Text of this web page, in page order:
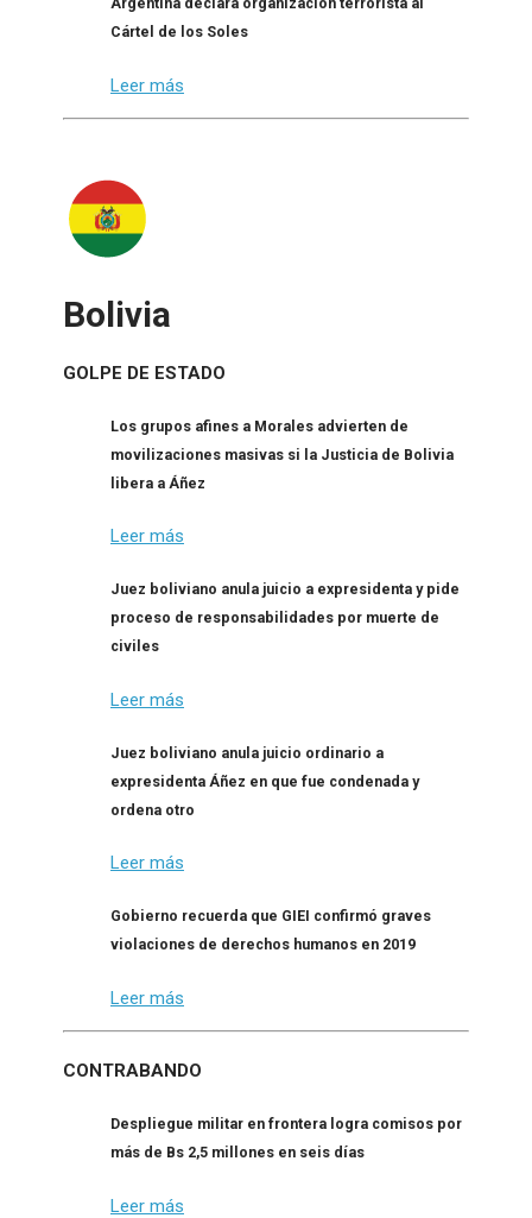
Cártel de los Soles
Leer más
Bolivia
GOLPE DE ESTADO
Los grupos afines a Morales advierten de
movilizaciones masivas si la Justicia de Bolivia
libera a Áñez
Leer más
Juez boliviano anula juicio a expresidenta y pide
proceso de responsabilidades por muerte de
civiles
Leer más
Juez boliviano anula juicio ordinario a
expresidenta Áñez en que fue condenada y
ordena otro
Leer más
Gobierno recuerda que GIEI confirmó graves
violaciones de derechos humanos en 2019
Leer más
CONTRABANDO
Despliegue militar en frontera logra comisos por
más de Bs 2,5 millones en seis días
Leer más